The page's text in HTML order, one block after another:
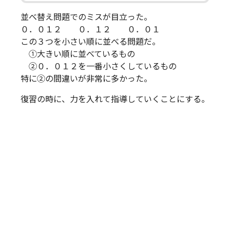
並べ替え問題でのミスが目立った。
０．０１２ ０．１２ ０．０１
この３つを小さい順に並べる問題だ。
①大きい順に並べているもの
②０．０１２を一番小さくしているもの
特に②の間違いが非常に多かった。
復習の時に、力を入れて指導していくことにする。